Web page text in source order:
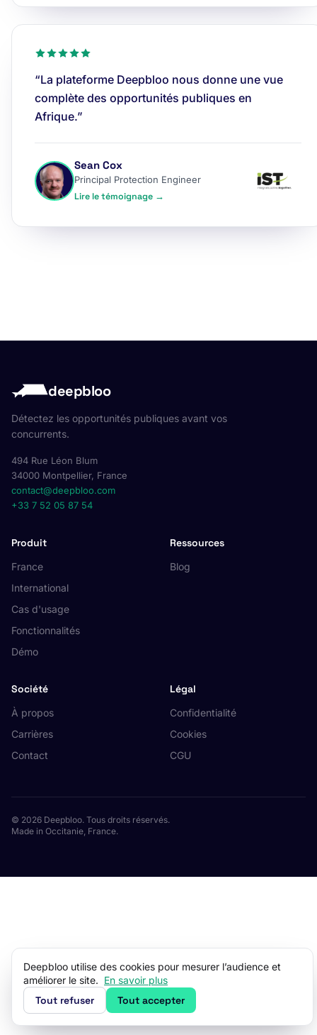
“La plateforme Deepbloo nous donne une vue
complète des opportunités publiques en
Afrique.”
Sean Cox
Principal Protection Engineer
Lire le témoignage →
deepbloo
Détectez les opportunités publiques avant vos
concurrents.
494 Rue Léon Blum
34000 Montpellier, France
contact@deepbloo.com
+33 7 52 05 87 54
Produit
France
International
Cas d'usage
Fonctionnalités
Démo
Ressources
Blog
Société
À propos
Carrières
Contact
Légal
Confidentialité
Cookies
CGU
© 2026 Deepbloo. Tous droits réservés.
Made in Occitanie, France.
Deepbloo utilise des cookies pour mesurer l’audience et
améliorer le site. En savoir plus
Tout refuser Tout accepter